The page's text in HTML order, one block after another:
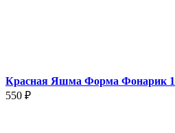
Красная Яшма Форма Фонарик
550 ₽